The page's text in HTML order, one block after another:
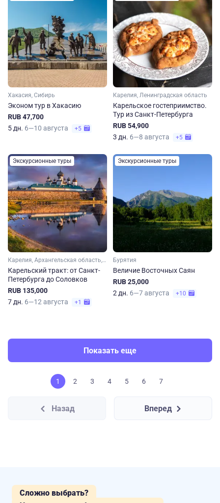
Хакасия, Сибирь
Эконом тур в Хакасию
RUB 47,700
5 дн. 6—10 августа +5
Карелия, Ленинградская область
Карельское гостеприимство.
Тур из Санкт-Петербурга
RUB 54,900
3 дн. 6—8 августа +5
Экскурсионные туры
Карелия, Архангельская область, Ленинградская область, Арктика
Карельский тракт: от Санкт-
Петербурга до Соловков
RUB 135,000
7 дн. 6—12 августа +1
Экскурсионные туры
Бурятия
Величие Восточных Саян
RUB 25,000
2 дн. 6—7 августа +10
Показать еще
1 2 3 4 5 6 7
Назад Вперед
Сложно выбрать?